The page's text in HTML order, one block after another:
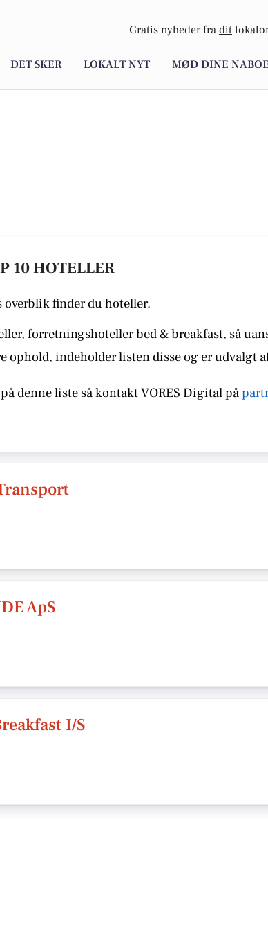
Gratis nyheder fra dit
DET SKER LOKALT NYT MØD DINE
10 HOTELLER
overblik finder du hoteller.
forretningshoteller bed & breakfast, så
ophold, indeholder listen disseog er udvalgt
denne liste så kontaktVORES Digital på
ApS
I/S